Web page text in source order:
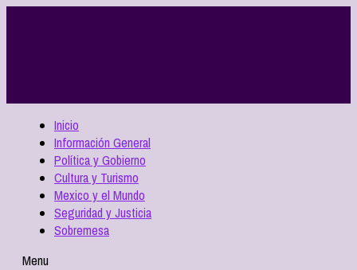
Inicio
Información General
Política y Gobierno
Cultura y Turismo
Mexico y el Mundo
Seguridad y Justicia
Sobremesa
Menu